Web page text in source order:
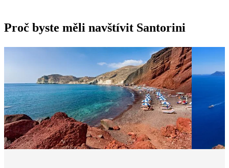
Proč byste měli navštívit Santorini